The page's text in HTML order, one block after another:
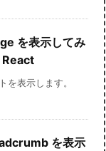
を表示してみ
React
を表示します。
を表示